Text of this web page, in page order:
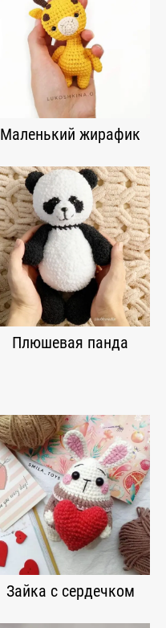
Маленький жирафик
Плюшевая панда
Зайка с сердечком